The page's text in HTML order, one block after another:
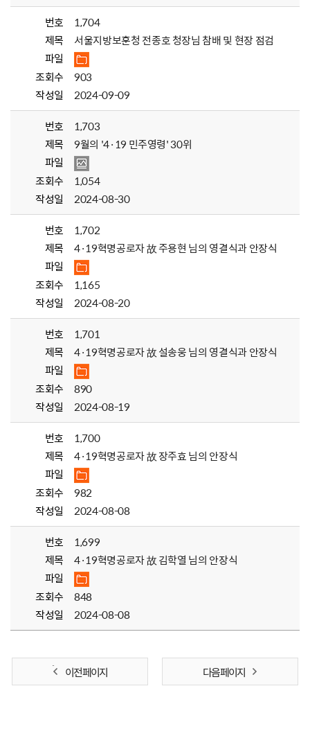
번호
1,704
제목
서울지방보훈청 전종호 청장님 참배 및 현장 점검
파일
조회수
903
작성일
2024-09-09
번호
1,703
제목
9월의 '4·19 민주영령' 30위
파일
조회수
1,054
작성일
2024-08-30
번호
1,702
제목
4·19혁명공로자 故 주용현 님의 영결식과 안장식
파일
조회수
1,165
작성일
2024-08-20
번호
1,701
제목
4·19혁명공로자 故 설송웅 님의 영결식과 안장식
파일
조회수
890
작성일
2024-08-19
번호
1,700
제목
4·19혁명공로자 故 장주효 님의 안장식
파일
조회수
982
작성일
2024-08-08
번호
1,699
제목
4·19혁명공로자 故 김학열 님의 안장식
파일
조회수
848
작성일
2024-08-08
이전 페이지 다음 페이지